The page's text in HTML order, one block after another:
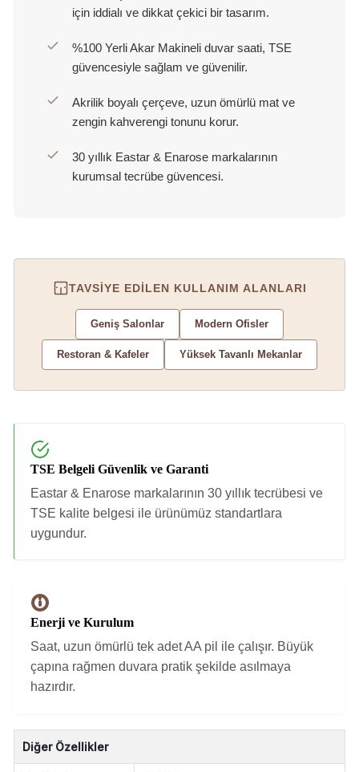
için iddialı ve dikkat çekici bir tasarım.
%100 Yerli Akar Makineli duvar saati, TSE
güvencesiyle sağlam ve güvenilir.
Akrilik boyalı çerçeve, uzun ömürlü mat ve
zengin kahverengi tonunu korur.
30 yıllık Eastar & Enarose markalarının
kurumsal tecrübe güvencesi.
TAVSIYE EDILEN KULLANIM ALANLARI
Geniş Salonlar Modern Ofisler
Restoran & Kafeler Yüksek Tavanlı Mekanlar
TSE Belgeli Güvenlik ve Garanti
Eastar & Enarose markalarının 30 yıllık tecrübesi ve
TSE kalite belgesi ile ürünümüz standartlara
uygundur.
Enerji ve Kurulum
Saat, uzun ömürlü tek adet AA pil ile çalışır. Büyük
çapına rağmen duvara pratik şekilde asılmaya
hazırdır.
Diğer Özellikler